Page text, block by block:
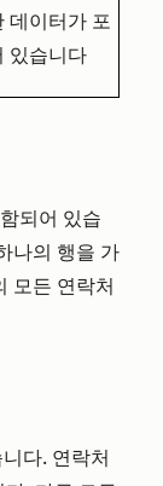
데이터가 포
있습니다
되어 있습
나의 행을 가
모든 연락처
다. 연락처